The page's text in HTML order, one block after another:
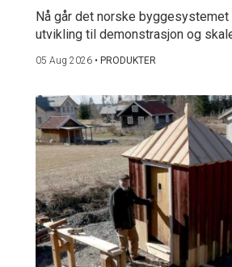
Nå går det norske byggesystemet
utvikling til demonstrasjon og
05 Aug 2026 • PRODUKTER